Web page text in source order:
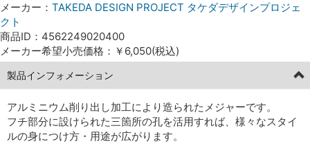
メーカー： TAKEDA DESIGN PROJECT タケダデザインプロジェ
クト
商品ID：4562249020400
メーカー希望小売価格：￥6,050(税込)
製品インフォメーション
アルミニウム削り出し加工により造られたメジャーです。
フチ部分に設けられた三箇所の孔を活用すれば、様々なスタイ
ルの身につけ方・用途が広がります。